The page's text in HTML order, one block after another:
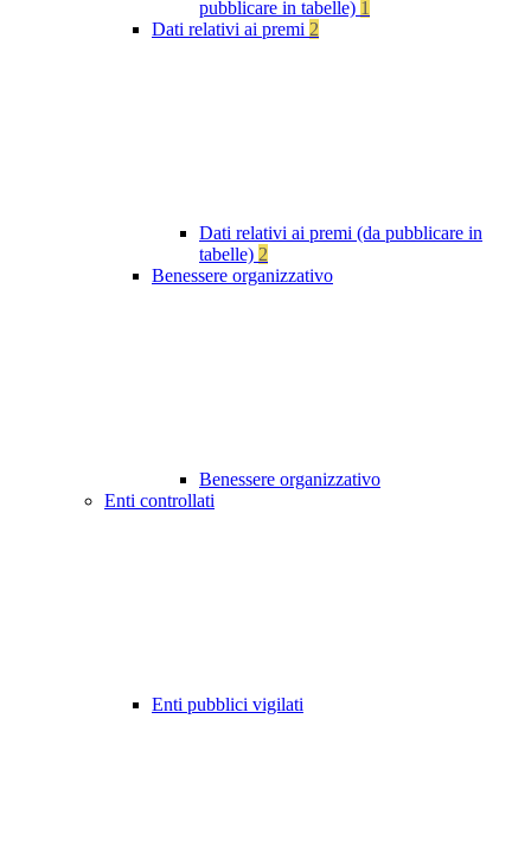
pubblicare in tabelle) 1
Dati relativi ai premi 2
Dati relativi ai premi (da pubblicare in
tabelle) 2
Benessere organizzativo
Benessere organizzativo
Enti controllati
Enti pubblici vigilati